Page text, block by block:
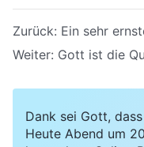
Zurück: Ein sehr
Weiter: Gott ist die
Dank sei Gott,
Heute Abend um